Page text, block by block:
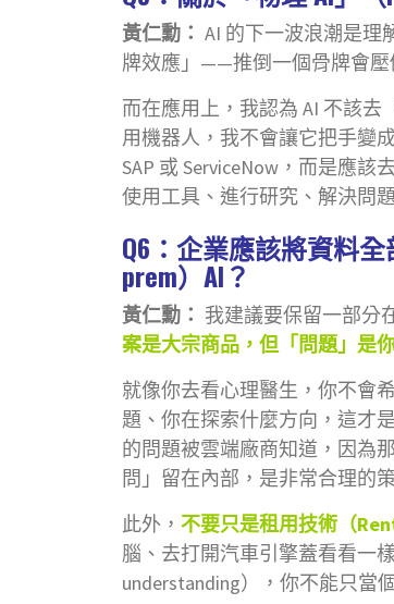
黃仁勳： AI 的下一波浪潮是理
牌效應」——推倒一個骨牌會壓
而在應用上，我認為 AI 不該
用機器人，我不會讓它把手變
SAP 或 ServiceNow，而是應該
使用工具、進行研究、解決問
Q6：企業應該將資料
prem）AI？
黃仁勳： 我建議要保留一部分
案是大宗商品，但「問題」是
就像你去看心理醫生，你不會
題、你在探索什麼方向，這才
的問題被雲端廠商知道，因為
問」留在內部，是非常合理的
此外， 不要只是租用技術（
腦、去打開汽車引擎蓋看看一
understanding），你不能只當